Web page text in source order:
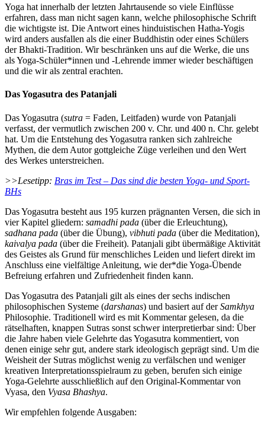
Yoga hat innerhalb der letzten Jahrtausende so viele Einflüsse
erfahren, dass man nicht sagen kann, welche philosophische Schrift
die wichtigste ist. Die Antwort eines hinduistischen Hatha-Yogis
wird anders ausfallen als die einer Buddhistin oder eines Schülers
der Bhakti-Tradition. Wir beschränken uns auf die Werke, die uns
als Yoga-Schüler*innen und -Lehrende immer wieder beschäftigen
und die wir als zentral erachten.
Das Yogasutra des Patanjali
Das Yogasutra (sutra = Faden, Leitfaden) wurde von Patanjali
verfasst, der vermutlich zwischen 200 v. Chr. und 400 n. Chr. gelebt
hat. Um die Entstehung des Yogasutra ranken sich zahlreiche
Mythen, die dem Autor gottgleiche Züge verleihen und den Wert
des Werkes unterstreichen.
>>Lesetipp: Bras im Test – Das sind die besten Yoga- und Sport-
BHs
Das Yogasutra besteht aus 195 kurzen prägnanten Versen, die sich in
vier Kapitel gliedern: samadhi pada (über die Erleuchtung),
sadhana pada (über die Übung), vibhuti pada (über die Meditation),
kaivalya pada (über die Freiheit). Patanjali gibt übermäßige Aktivität
des Geistes als Grund für menschliches Leiden und liefert direkt im
Anschluss eine vielfältige Anleitung, wie der*die Yoga-Übende
Befreiung erfahren und Zufriedenheit finden kann.
Das Yogasutra des Patanjali gilt als eines der sechs indischen
philosophischen Systeme (darshanas) und basiert auf derSamkhya
Philosophie. Traditionell wird es mit Kommentar gelesen, da die
rätselhaften, knappen Sutras sonst schwer interpretierbar sind: Über
die Jahre haben viele Gelehrte das Yogasutra kommentiert, von
denen einige sehr gut, andere stark ideologisch geprägt sind. Um die
Weisheit der Sutras möglichst wenig zu verfälschen und weniger
kreativen Interpretationsspielraum zu geben, berufen sich einige
Yoga-Gelehrte ausschließlich auf den Original-Kommentar von
Vyasa, den Vyasa Bhashya.
Wir empfehlen folgende Ausgaben: